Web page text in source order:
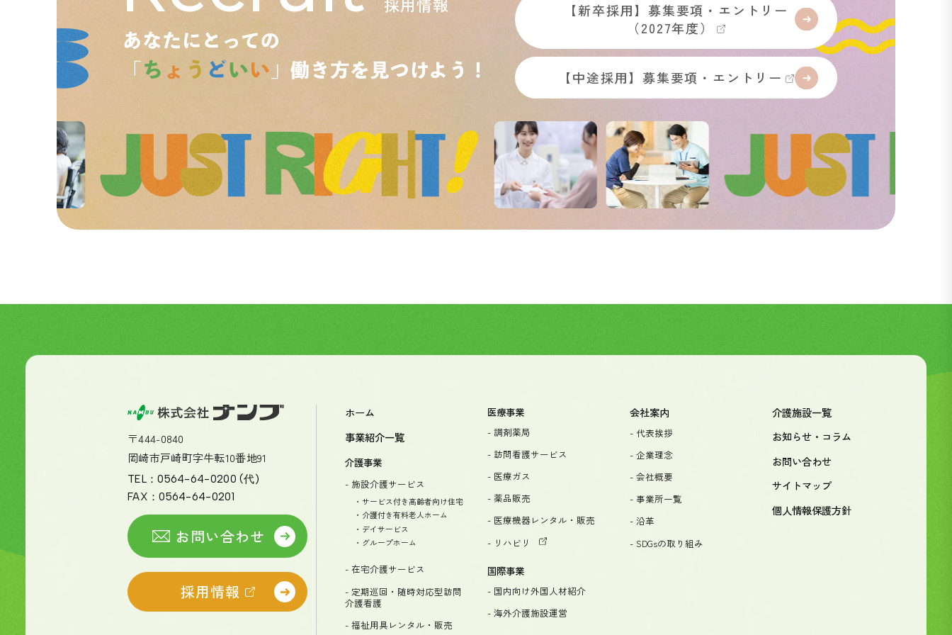
【新卒採用】募集要項・エントリー
（2027年度）
【中途採用】募集要項・エントリー
〒444-0840
岡崎市戸崎町字牛転10番地91
TEL：0564-64-0200(代)
FAX：0564-64-0201
お問い合わせ
採用情報
ホーム
事業紹介一覧
介護事業
- 施設介護サービス
・サービス付き高齢者向け住宅
・介護付き有料老人ホーム
・デイサービス
・グループホーム
- 在宅介護サービス
- 定期巡回・随時対応型訪問
介護看護
- 福祉用具レンタル・販売
医療事業
- 調剤薬局
- 訪問看護サービス
- 医療ガス
- 薬品販売
- 医療機器レンタル・販売
- リハビリ
国際事業
- 国内向け外国人材紹介
- 海外介護施設運営
会社案内
- 代表挨拶
- 企業理念
- 会社概要
- 事業所一覧
- 沿革
- SDGsの取り組み
介護施設一覧
お知らせ・コラム
お問い合わせ
サイトマップ
個人情報保護方針